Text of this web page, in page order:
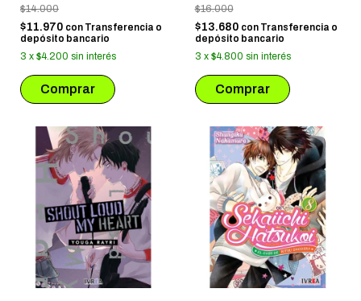
$14.000
$11.970 con Transferencia o
depósito bancario
3 x $4.200 sin interés
$16.000
$13.680 con Transferencia o
depósito bancario
3 x $4.800 sin interés